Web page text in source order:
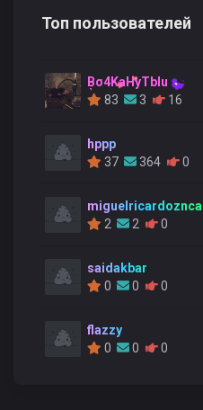
Топ пользователей
Bo4KaHyTblu
83
3 16
hppp
37
364 0
miguelricardoznca
2
2 0
saidakbar
0
0 0
flazzy
0
0 0